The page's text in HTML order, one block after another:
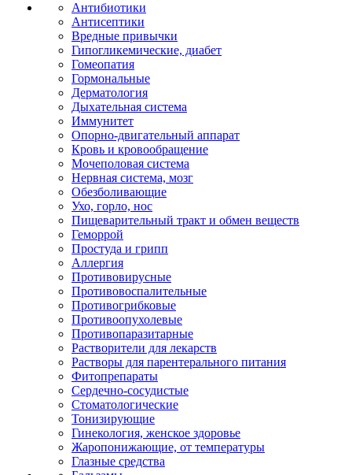
Антибиотики
Антисептики
Вредные привычки
Гипогликемические, диабет
Гомеопатия
Гормональные
Дерматология
Дыхательная система
Иммунитет
Опорно-двигательный аппарат
Кровь и кровообращение
Мочеполовая система
Нервная система, мозг
Обезболивающие
Ухо, горло, нос
Пищеварительный тракт и обмен веществ
Геморрой
Простуда и грипп
Аллергия
Противовирусные
Противовоспалительные
Противогрибковые
Противоопухолевые
Противопаразитарные
Растворители для лекарств
Растворы для парентерального питания
Фитопрепараты
Сердечно-сосудистые
Стоматологические
Тонизирующие
Гинекология, женское здоровье
Жаропонижающие, от температуры
Глазные средства